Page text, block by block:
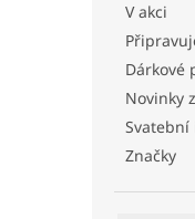
V akci
Dárkové
Novinky
Značky